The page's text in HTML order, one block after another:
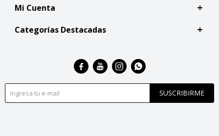
Mi Cuenta
Categorías Destacadas
SUSCRIBIRME
   